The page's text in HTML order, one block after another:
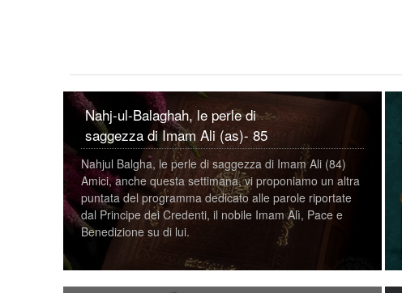
Nahj-ul-Balaghah, le perle di
saggezza di Imam Ali (as)- 85
Nahjul Balgha, le perle di saggezza di Imam Ali (84)
Amici, anche questa settimana, vi proponiamo un altra
puntata del programma dedicato alle parole riportate
dal Principe dei Credenti, il nobile Imam Alì, Pace e
Benedizione su di lui.